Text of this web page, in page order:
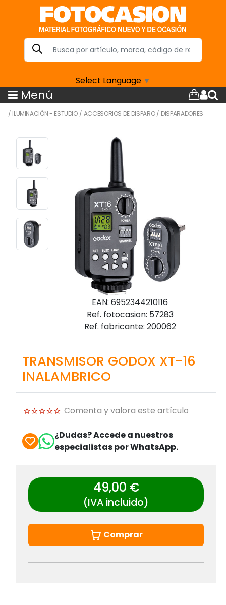
Select Language ▼
Menú
/ ILUMINACIÓN - ESTUDIO/ ACCESORIOS DE DISPARO/ DISPARADORES
EAN: 6952344210116
Ref. fotocasion: 57283
Ref. fabricante: 200062
TRANSMISOR GODOX XT-16
INALAMBRICO
Comenta y valora este artículo
¿Dudas? Accede a nuestros
especialistas por WhatsApp.
49,00 €
(IVA incluido)
Comprar